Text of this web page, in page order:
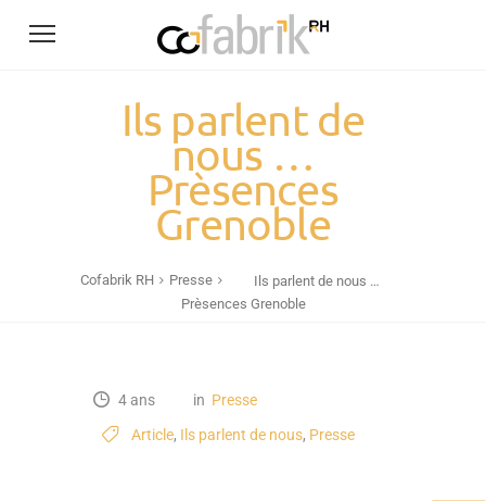
Ils parlent de
nous …
Prèsences
Grenoble
Cofabrik RH Presse
Ils parlent de nous …
Prèsences Grenoble
4 ans in Presse
Article, Ils parlent de nous, Presse